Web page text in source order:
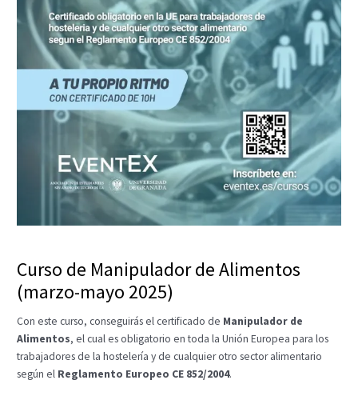
Curso de Manipulador de Alimentos
(marzo-mayo 2025)
Con este curso, conseguirás el certificado de Manipulador de
Alimentos, el cual es obligatorio en toda la Unión Europea para los
trabajadores de la hostelería y de cualquier otro sector alimentario
según el Reglamento Europeo CE 852/2004.